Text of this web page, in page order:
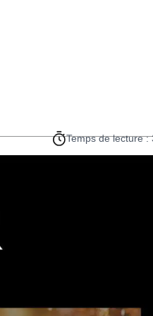
Temps de lecture :